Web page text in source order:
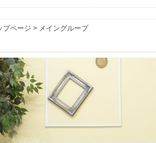
プページ > メイングループ